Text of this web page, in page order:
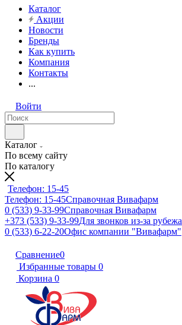
Каталог
Акции
Новости
Бренды
Как купить
Компания
Контакты
...
Войти
Каталог
По всему сайту
По каталогу
Телефон: 15-45
Телефон: 15-45Справочная Вивафарм
0 (533) 9-33-99Справочная Вивафарм
+373 (533) 9-33-99Для звонков из-за рубежа
0 (533) 6-22-20Офис компании "Вивафарм"
Сравнение0
Избранные товары 0
Корзина 0